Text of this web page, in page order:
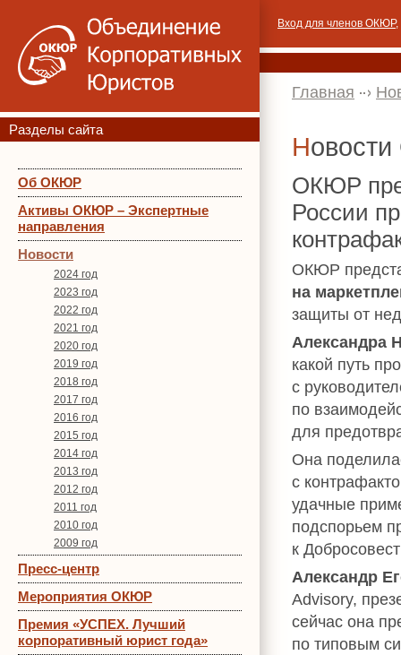
Разделы сайта
Об ОКЮР
Активы ОКЮР – Экспертные
направления
Новости
2024 год
2023 год
2022 год
2021 год
2020 год
2019 год
2018 год
2017 год
2016 год
2015 год
2014 год
2013 год
2012 год
2011 год
2010 год
2009 год
Пресс-центр
Мероприятия ОКЮР
Премия «УСПЕХ. Лучший
корпоративный юрист года»
Вход для членов ОКЮР,
Главная
ОКЮР
России
ОКЮР
на
защиты от
Александра
какой путь
с
по
для
Она
с
удачные
подспорьем
к
Александр
Advisory,
сейчас она
по типовым